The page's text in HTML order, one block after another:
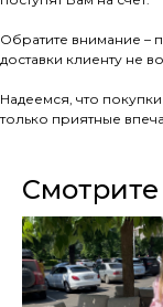
Обратите внимание –
доставки клиенту не
Надеемся, что
только приятные